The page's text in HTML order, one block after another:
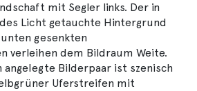
mit Segler links. Der in
Licht getauchte Hintergrund
gesenkten
verleihen dem Bildraum Weite.
angelegte Bilderpaar ist szenisch
Uferstreifen mit